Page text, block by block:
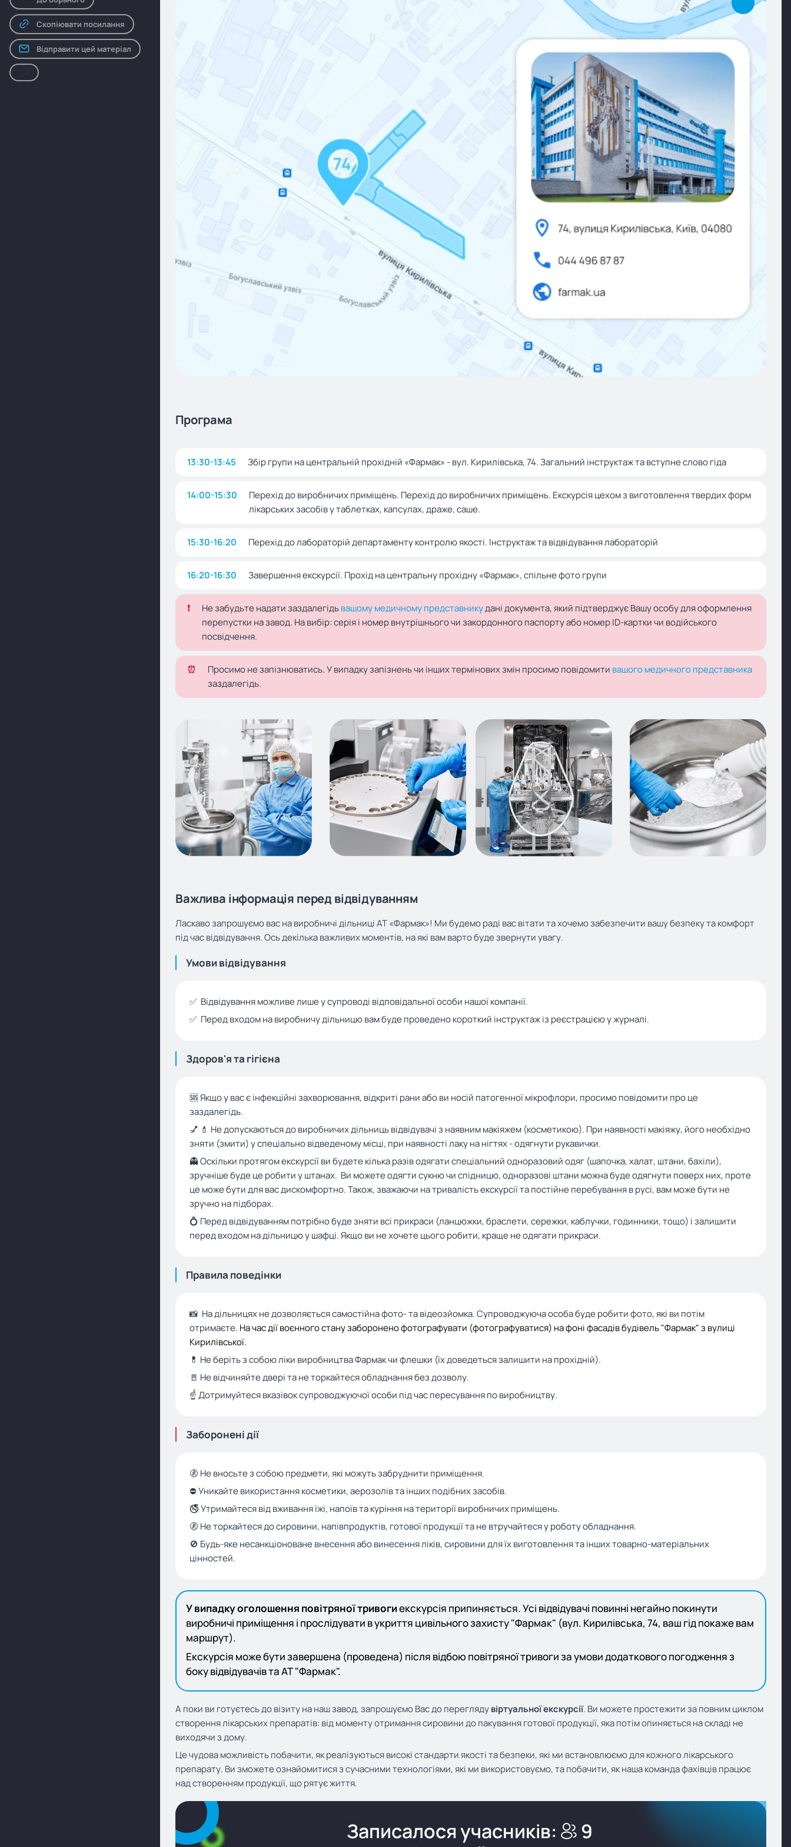
Програма
13:30-13:45 Збір групи на центральній прохідній «Фармак» - вул. Кирилівська, 74. Загальний інструктаж та вступне слово гіда
14:00-15:30
Перехід до виробничих приміщень. Перехід до виробничих приміщень. Екскурсія цехом з виготовлення твердих форм
лікарських засобів у таблетках, капсулах, драже, саше.
15:30-16:20 Перехід до лабораторій департаменту контролю якості. Інструктаж та відвідування лабораторій
16:20-16:30 Завершення екскурсії. Прохід на центральну прохідну «Фармак», спільне фото групи
❗ Не забудьте надати заздалегідьвашому медичному представникудані документа, який підтверджує Вашу особу для оформлення
перепустки на завод. На вибір: серія і номер внутрішнього чи закордонного паспорту або номер ID-картки чи водійського
посвідчення.
⏰ Просимо не запізнюватись. У випадку запізнень чи інших термінових змін просимо повідомити вашого медичного представника
заздалегідь.
Важлива інформація перед відвідуванням
Ласкаво запрошуємо вас на виробничі дільниці АТ «Фармак»! Ми будемо раді вас вітати та хочемо забезпечити вашу безпеку та комфорт
під час відвідування. Ось декілька важливих моментів, на які вам варто буде звернути увагу.
Умови відвідування
✅ Відвідування можливе лише у супроводі відповідальної особи нашої компанії.
✅ Перед входом на виробничу дільницю вам буде проведено короткий інструктаж із реєстрацією у журналі.
Здоров'я та гігієна
🆘 Якщо у вас є інфекційні захворювання, відкриті рани або ви носій патогенної мікрофлори, просимо повідомити про це
заздалегідь.
💅 💄 Не допускаються до виробничих дільниць відвідувачі з наявним макіяжем (косметикою). При наявності макіяжу, його необхідно
зняти (змити) у спеціально відведеному місці, при наявності лаку на нігтях - одягнути рукавички.
👻 Оскільки протягом екскурсії ви будете кілька разів одягати спеціальний одноразовий одяг (шапочка, халат, штани, бахіли),
зручніше буде це робити у штанах. Ви можете одягти сукню чи спідницю, одноразові штани можна буде одягнути поверх них, проте
це може бути для вас дискомфортно. Також, зважаючи на тривалість екскурсії та постійне перебування в русі, вам може бути не
зручно на підборах.
💍 Перед відвідуванням потрібно буде зняти всі прикраси (ланцюжки, браслети, сережки, каблучки, годинники, тощо) і залишити
перед входом на дільницю у шафці. Якщо ви не хочете цього робити, краще не одягати прикраси.
Правила поведінки
📸 На дільницях не дозволяється самостійна фото- та відеозйомка. Супроводжуюча особа буде робити фото, які ви потім
отримаєте. На час дії воєнного стану заборонено фотографувати (фотографуватися) на фоні фасадів будівель "Фармак" з вулиці
Кирилівської.
💊 Не беріть з собою ліки виробництва Фармак чи флешки (їх доведеться залишити на прохідній).
🚪 Не відчиняйте двері та не торкайтеся обладнання без дозволу.
☝️ Дотримуйтеся вказівок супроводжуючої особи під час пересування по виробництву.
Заборонені дії
🚷 Не вносьте з собою предмети, які можуть забруднити приміщення.
⛔ Уникайте використання косметики, аерозолів та інших подібних засобів.
🚭 Утримайтеся від вживання їжі, напоїв та куріння на території виробничих приміщень.
🚷 Не торкайтеся до сировини, напівпродуктів, готової продукції та не втручайтеся у роботу обладнання.
🚫 Будь-яке несанкціоноване внесення або винесення ліків, сировини для їх виготовлення та інших товарно-матеріальних
цінностей.
У випадку оголошення повітряної тривогиекскурсія припиняється. Усі відвідувачі повинні негайно покинути
виробничі приміщення і прослідувати в укриття цивільного захисту "Фармак" (вул. Кирилівська, 74, ваш гід покаже вам
маршрут).
Екскурсія може бути завершена (проведена) після відбою повітряної тривоги за умови додаткового погодження з
боку відвідувачів та АТ "Фармак".
А поки ви готуєтесь до візиту на наш завод, запрошуємо Вас до переглядувіртуальної екскурсії. Ви можете простежити за повним циклом
створення лікарських препаратів: від моменту отримання сировини до пакування готової продукції, яка потім опиняється на складі не
виходячи з дому.
Це чудова можливість побачити, як реалізуються високі стандарти якості та безпеки, які ми встановлюємо для кожного лікарського
препарату. Ви зможете ознайомитися з сучасними технологіями, які ми використовуємо, та побачити, як наша команда фахівців працює
над створенням продукції, що рятує життя.
Записалося учасників:
9
Скопіювати посилання
Відправити цей матеріал